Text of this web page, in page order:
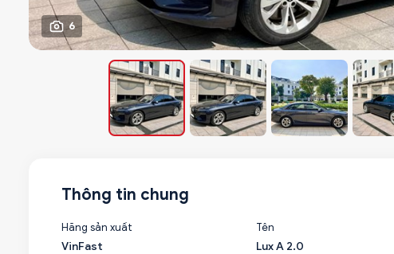
6
Thông tin chung
Hãng sản xuất
VinFast
Tên
Lux A 2.0